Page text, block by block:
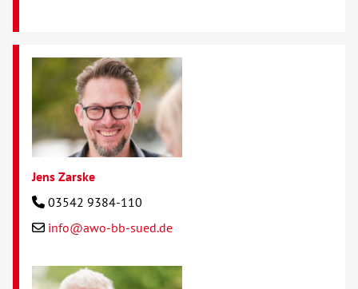
Jens Zarske
03542 9384-110
info@awo-bb-sued.de